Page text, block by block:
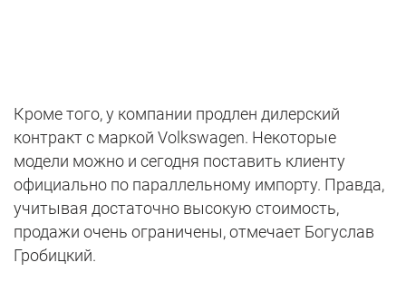
Кроме того, у компании продлен дилерский
контракт с маркой Volkswagen. Некоторые
модели можно и сегодня поставить клиенту
официально по параллельному импорту. Правда,
учитывая достаточно высокую стоимость,
продажи очень ограничены, отмечает Богуслав
Гробицкий.